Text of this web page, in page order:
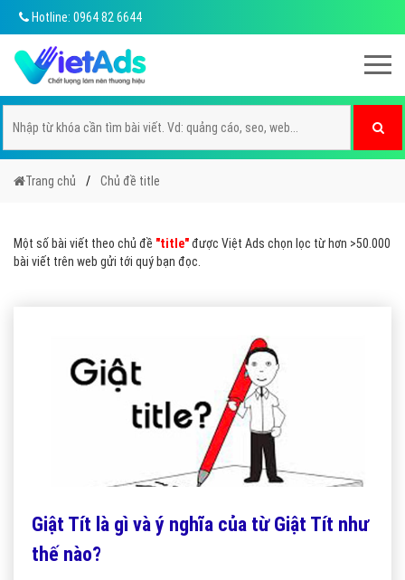
Hotline: 0964 82 6644
Trang chủ Chủ đề title
Một số bài viết theo chủ đề "title"được Việt Ads chọn lọc từ hơn >50.000
bài viết trên web gửi tới quý bạn đọc.
Giật Tít là gì và ý nghĩa của từ Giật Tít như
thế nào?